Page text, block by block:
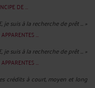
DE ...
je suis à la recherche de prêt ... »
...
je suis à la recherche de prêt ... »
...
crédits à court, moyen et long